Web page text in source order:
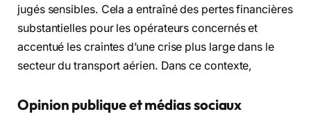
jugés sensibles. Cela a entraîné des pertes financières
substantielles pour les opérateurs concernés et
accentué les craintes d’une crise plus large dans le
secteur du transport aérien. Dans ce contexte,
Opinion publique et médias sociaux